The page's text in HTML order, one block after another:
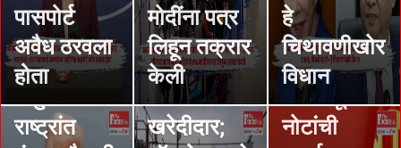
पासपोर्ट
अवैध ठरवला
होता
मोदींना पत्र
लिहून तक्रार
केली
हे
चिथावणीखोर
विधान
Trump :
ट्रम्प यांचा
न्यू गाझा प्लॅन
संयु्क्त
राष्ट्रांत
कच्च्या
तेलाचा भारत
दुसरा सर्वात
मोठा
खरेदीदार;
भारताच्या 5
शेजारी
देशांची
चीनकडून
नोटांची
STORIES STORIES